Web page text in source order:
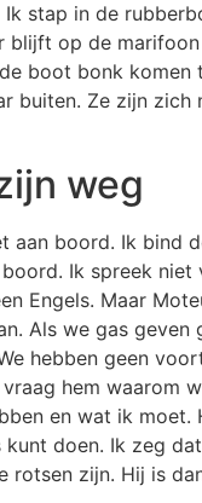
Ik stap in de
blijft op de
boot bonk komen
buiten. Ze zijn zich
weg
aan boord. Ik bind
Ik spreek niet
Engels. Maar
Als we gas geven
hebben geen
hem waarom
en wat ik moet.
doen. Ik zeg
rotsen zijn. Hij is